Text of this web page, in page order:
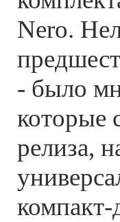
Nero.
- было
которые
релиза,
компакт-